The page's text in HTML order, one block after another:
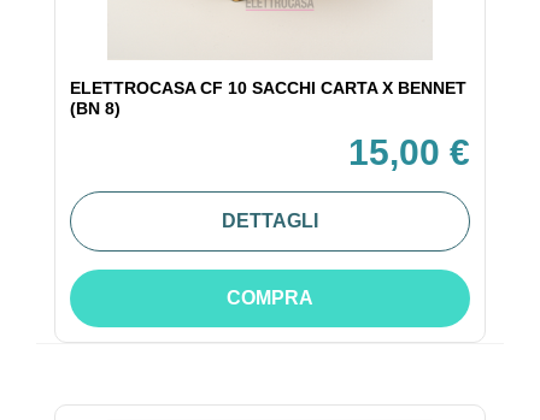
ELETTROCASA CF 10 SACCHI CARTA X BENNET
(BN 8)
15,00 €
DETTAGLI
COMPRA